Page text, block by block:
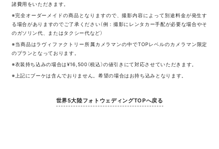
諸費用をいただきます。
※完全オーダーメイドの商品となりますので、撮影内容によって別途料金が発生す
る場合がありますのでご了承ください（例：撮影にレンタカー手配が必要な場合やそ
のガソリン代、またはタクシー代など）
※当商品はラヴィファクトリー所属カメラマンの中でTOPレベルのカメラマン限定
のプランとなっております。
※衣装持ち込みの場合は¥16,500（税込）の値引きにて対応させていただきます。
※上記にブーケは含んでおりません。希望の場合はお持ち込みとなります。
世界5大陸フォトウェディングTOPへ戻る